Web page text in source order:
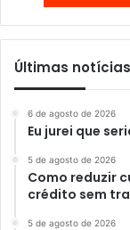
Últimas notícias
6 de agosto de 2026
Eu jurei que
5 de agosto de 2026
Como reduzir
crédito sem
5 de agosto de 2026